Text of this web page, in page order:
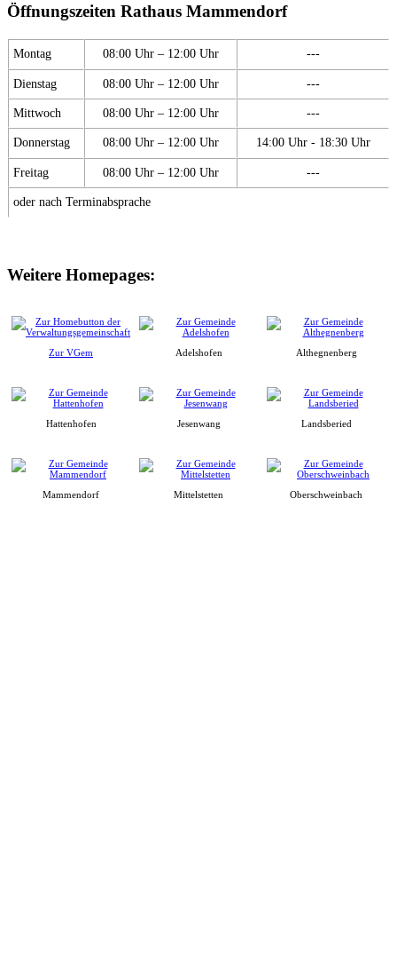
Öffnungszeiten Rathaus Mammendorf
Montag 08:00 Uhr – 12:00 Uhr ---
Dienstag 08:00 Uhr – 12:00 Uhr ---
Mittwoch 08:00 Uhr – 12:00 Uhr ---
Donnerstag 08:00 Uhr – 12:00 Uhr 14:00 Uhr - 18:30 Uhr
Freitag 08:00 Uhr – 12:00 Uhr ---
oder nach Terminabsprache
Weitere Homepages:
Zur VGem Adelshofen Althegnenberg
Hattenhofen Jesenwang Landsberied
Mammendorf Mittelstetten Oberschweinbach